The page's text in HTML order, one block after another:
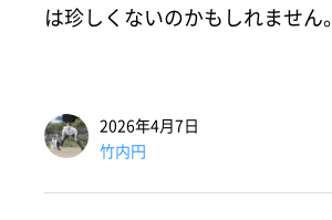
は珍しくないのかもしれません。
2026年4月7日
竹内円